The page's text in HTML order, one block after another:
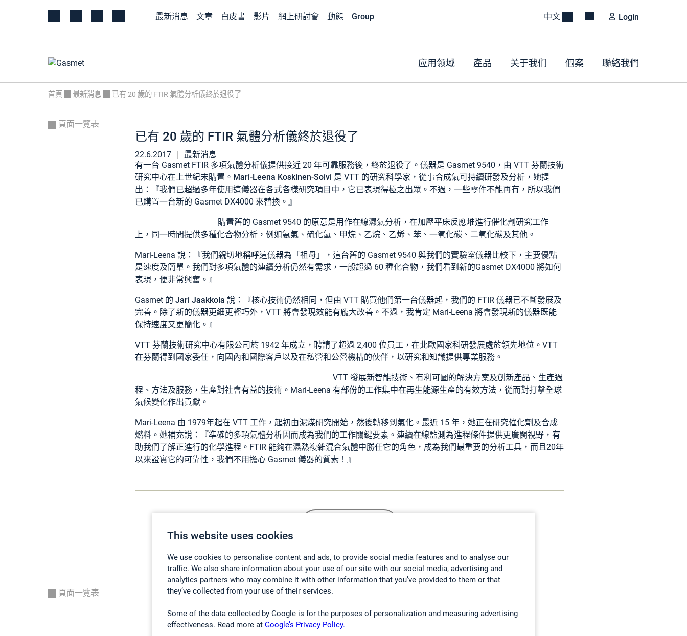
This website uses cookies
We use cookies to personalise content and ads, to provide social media features and to analyse our
traffic. We also share information about your use of our site with our social media, advertising and
analytics partners who may combine it with other information that you’ve provided to them or that
they’ve collected from your use of their services.
Some of the data collected by Google is for the purposes of personalization and measuring advertising
effectiveness. Read more at Google’s Privacy Policy.
最新消息 文章 白皮書 影片 網上研討會 動態 Group 中文 Login
应用领域 產品 关于我们 個案 聯絡我們
首頁 最新消息 已有 20 歲的 FTIR 氣體分析儀終於退役了
頁面一覽表
已有 20 歲的 FTIR 氣體分析儀終於退役了
22.6.2017
最新消息
有一台 Gasmet FTIR 多項氣體分析儀提供接近 20 年可靠服務後，終於退役了。儀器是 Gasmet 9540，由 VTT 芬蘭技術
研究中心在上世紀末購置。 Mari-Leena Koskinen-Soivi 是 VTT 的研究科學家，從事合成氣可持續研發及分析，她提
出：『我們已超過多年使用這儀器在各式各樣研究項目中，它已表現得極之出眾。不過，一些零件不能再有，所以我們
已購置一台新的 Gasmet DX4000 來替換。』
購置舊的 Gasmet 9540 的原意是用作在線濕氣分析，在加壓平床反應堆進行催化劑研究工作
上，同一時間提供多種化合物分析，例如氨氣、硫化氫、甲烷、乙烷、乙烯、苯、一氧化碳、二氧化碳及其他。
Mari-Leena 說：『我們親切地稱呼這儀器為「祖母」，這台舊的 Gasmet 9540 與我們的實驗室儀器比較下，主要優點
是速度及簡單。我們對多項氣體的連續分析仍然有需求，一般超過 60 種化合物，我們看到新的Gasmet DX4000 將如何
表現，便非常興奮。』
Gasmet 的 Jari Jaakkola 說：『核心技術仍然相同，但由 VTT 購買他們第一台儀器起，我們的 FTIR 儀器已不斷發展及
完善。除了新的儀器更細更輕巧外，VTT 將會發現效能有龐大改善。不過，我肯定 Mari-Leena 將會發現新的儀器既能
保持速度又更簡化。』
VTT 芬蘭技術研究中心有限公司於 1942 年成立，聘請了超過 2,400 位員工，在北歐國家科研發展處於領先地位。VTT
在芬蘭得到國家委任，向國內和國際客戶以及在私營和公營機構的伙伴，以研究和知識提供專業服務。
VTT 發展新智能技術、有利可圖的解決方案及創新產品、生產過
程、方法及服務，生產對社會有益的技術。Mari-Leena 有部份的工作集中在再生能源生產的有效方法，從而對打擊全球
氣候變化作出貢獻。
Mari-Leena 由 1979年起在 VTT 工作，起初由泥煤研究開始，然後轉移到氣化。最近 15 年，她正在研究催化劑及合成
燃料。她補充說：『準確的多項氣體分析因而成為我們的工作關鍵要素。連續在線監測為進程條件提供更廣闊視野，有
助我們了解正進行的化學進程。FTIR 能夠在濕熱複雜混合氣體中勝任它的角色，成為我們最重要的分析工具，而且20年
以來證實它的可靠性，我們不用擔心 Gasmet 儀器的質素！』
頁面一覽表